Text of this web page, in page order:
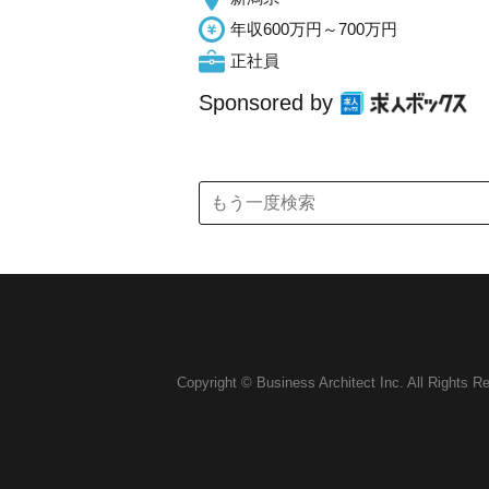
年収600万円～700万円
正社員
Sponsored by
Copyright © Business Architect Inc. All Rights